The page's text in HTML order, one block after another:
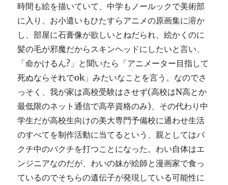
時間も絵を描いていて、中学もノールックで美術部
に入り、お小遣いもひたすらアニメの原画集に溶か
し、部屋に石膏像が欲しいとねだられ、絵かくのに
髪の毛が邪魔だからスキンヘッドにしたいと言い、
「命かけるん?」と聞いたら「アニメーター目指して
死ぬならそれでok」みたいなことを言う。なのでさ
っそく、我が家は高校受験はさせず(高校はN高とか
最低限のネット通信で高卒資格のみ)、その代わり中
学生だが高校生向けの美大専門予備校に通わせ生活
のすべてを制作活動に当てるという、親としてはバ
クチ中のバクチを打つことになった。わい自体はエ
ンジニアなのだが、わいの妹が絵師と漫画家で食っ
ているのでそちらの遺伝子が発現している可能性に